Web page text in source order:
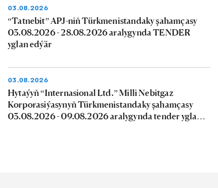
03.08.2026
“Tatnebit” APJ-niň Türkmenistandaky şahamçasy
03.08.2026 - 28.08.2026 aralygynda TENDER
yglan edýär
03.08.2026
Hytaýyň “Internasional Ltd.” Milli Nebitgaz
Korporasiýasynyň Türkmenistandaky şahamçasy
03.08.2026 - 09.08.2026 aralygynda tender yglan